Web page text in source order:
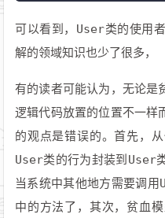
30
31
33
34
36
37
38
39
if
        {
        }
this
public void
    {
this
    }
可以看到，User类的使用
解的领域知识也少了很多，
有的读者可能认为，无论是
逻辑代码放置的位置不一样
的观点是错误的。首先，
User类的行为封装到User
当系统中其他地方需要调
中的方法了，其次，贫血